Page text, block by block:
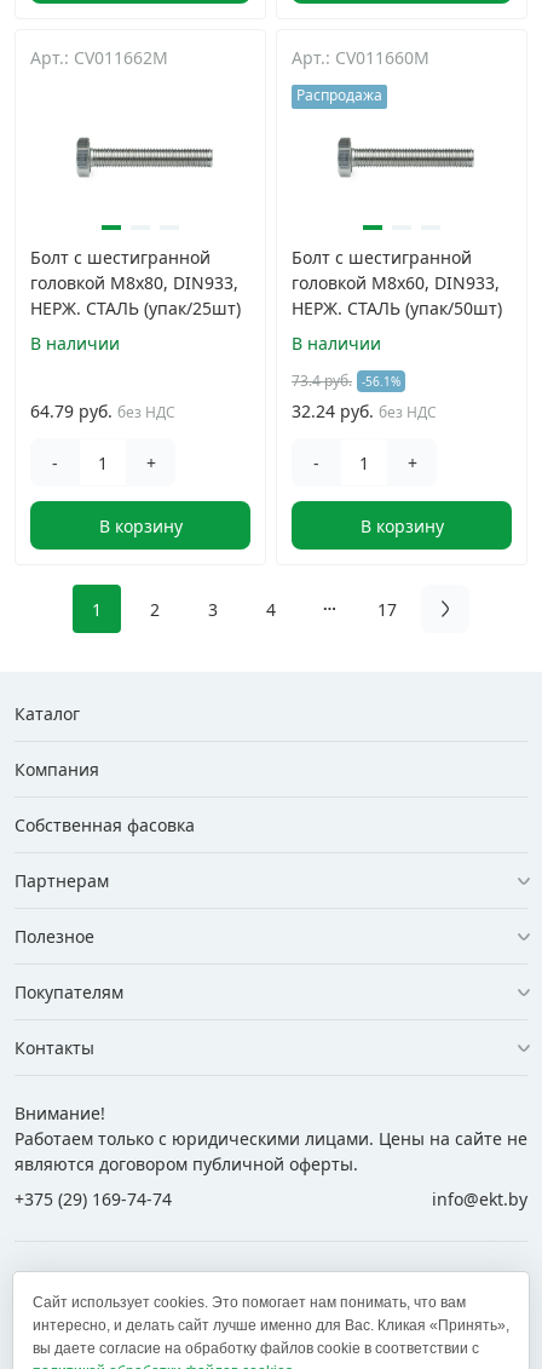
Арт.: CV011662M
Болт с шестигранной
головкой M8х80, DIN933,
НЕРЖ. СТАЛЬ (упак/25шт)
В наличии
64.79 руб. без НДС
- +
В корзину
Арт.: CV011660M
Распродажа
Болт с шестигранной
головкой M8х60, DIN933,
НЕРЖ. СТАЛЬ (упак/50шт)
В наличии
73.4 руб. -56.1%
32.24 руб. без НДС
- +
В корзину
1 2 3 4 17
Каталог
Компания
Собственная фасовка
Партнерам
Полезное
Покупателям
Контакты
Внимание!
Работаем только с юридическими лицами. Цены на сайте не
являются договором публичной оферты.
+375 (29) 169-74-74
info@ekt.by
+375 (17) 269-74-74
zakaz@ekt.by
Сайт использует cookies. Это помогает нам понимать, что вам
интересно, и делать сайт лучше именно для Вас. Кликая «Принять»,
вы даете согласие на обработку файлов cookie в соответствии с